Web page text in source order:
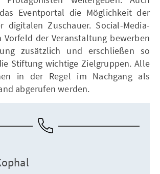
Eventportal die Möglichkeit der
digitalen Zuschauer. Social-Media-
Vorfeld der Veranstaltung bewerben
zusätzlich und erschließen so
Stiftung wichtige Zielgruppen. Alle
in der Regel im Nachgang als
abgerufen werden.